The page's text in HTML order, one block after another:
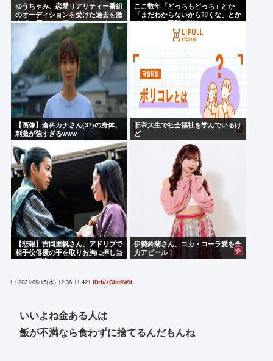
ゆうちゃみ、恋愛リアリティー番組
のオーディションを受けた過去を激
白「10回くらい落ちてるんです」
ここ数年「どっちもどっち」とか
「まだわからないから叩くな」とか
ゆうチキン野郎が増えたけどどっか
ら来たの？(´・ω・`)
【画像】倉科カナさん(37)の身体、
刺激が強すぎるwww
旧帝大生で社会福祉を学んでいるけ
ど
【悲報】吉岡里帆さん、アドリブで
相手役俳優の手を取りお胸に押し当
てる（画像あり）
伊勢鈴蘭さん、コカ・コーラ愛を全
力アピール！
1 : 2021/09/15(水) 12:36:11.421 ID:b/zCbe9Wd
いいよね金ある人は
飯が不満なら食わずに捨てるんだもんね